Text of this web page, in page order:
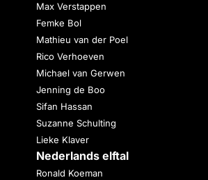
Max Verstappen
Femke Bol
Mathieu van der Poel
Rico Verhoeven
Michael van Gerwen
Jenning de Boo
Sifan Hassan
Suzanne Schulting
Lieke Klaver
Nederlands elftal
Ronald Koeman